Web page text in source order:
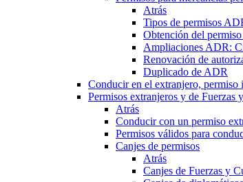
Atrás
Tipos de permisos
Obtención del
Ampliaciones ADR:
Renovación de
Duplicado de ADR
Conducir en el extranjero, permiso
Permisos extranjeros y de Fuerzas
Atrás
Conducir con un permiso
Permisos válidos para
Canjes de permisos
Atrás
Canjes de Fuerzas y